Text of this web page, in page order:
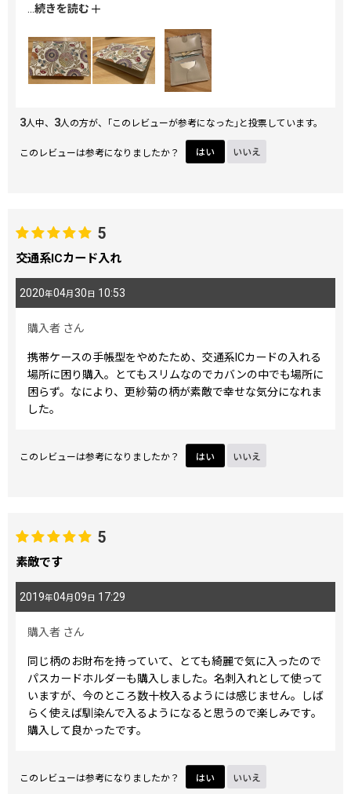
ビジュアル的にも、とにかく可愛くて見てるだけでほっこり
癒されます♪購入してよかったです！
続きを読む
3人中、 3人の方が、｢このレビューが参考になった｣と投票しています。
このレビューは参考になりましたか？ はい いいえ
5
交通系ICカード入れ
2020年04月30日 10:53
購入者 さん
携帯ケースの手帳型をやめたため、交通系ICカードの入れる
場所に困り購入。とてもスリムなのでカバンの中でも場所に
困らず。なにより、更紗菊の柄が素敵で幸せな気分になれま
した。
このレビューは参考になりましたか？ はい いいえ
5
素敵です
2019年04月 09 日 17:29
購入者 さん
同じ柄のお財布を持っていて、とても綺麗で気に入ったので
パスカードホルダーも購入しました。名刺入れとして使って
いますが、今のところ数十枚入るようには感じません。しば
らく使えば馴染んで入るようになると思うので楽しみです。
購入して良かったです。
このレビューは参考になりましたか？ はい いいえ